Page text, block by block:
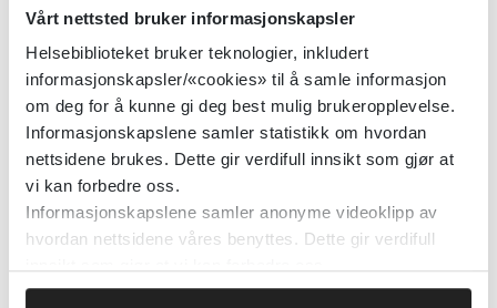
Vårt nettsted bruker informasjonskapsler
Helsebiblioteket bruker teknologier, inkludert
informasjonskapsler/«cookies» til å samle informasjon
om deg for å kunne gi deg best mulig brukeropplevelse.
Informasjonskapslene samler statistikk om hvordan
nettsidene brukes. Dette gir verdifull innsikt som gjør at
vi kan forbedre oss.
Informasjonskapslene samler anonyme videoklipp av
hvordan nettsidene våres benyttes. Dette gir verdifull
Justis- og beredskapsdepartementet
Detaljer
Digitale mHelse-intervensjoner
for arbeidstakere: Systematisk
gjennomgang og metaanalyse av
effektene de har for arbeidplassen